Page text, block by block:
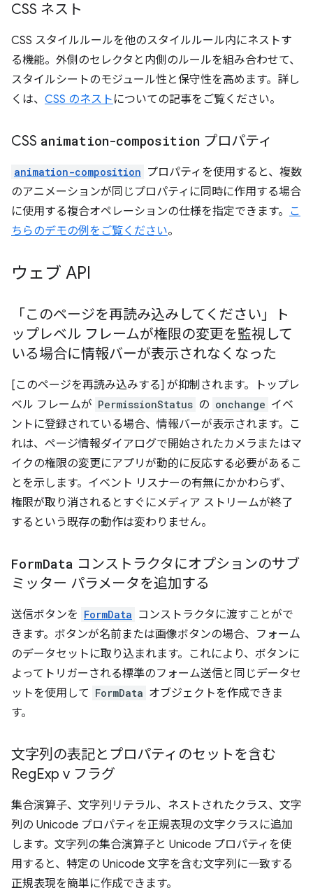
CSS ネスト
CSS スタイルルールを他のスタイルルール内にネストす
る機能。外側のセレクタと内側のルールを組み合わせて、
スタイルシートのモジュール性と保守性を高めます。詳し
くは、 CSS のネスト についての記事をご覧ください。
CSS animation-composition プロパティ
animation-composition プロパティを使用すると、複数
のアニメーションが同じプロパティに同時に作用する場合
に使用する複合オペレーションの仕様を指定できます。 こ
ちらのデモの例をご覧ください。
ウェブ API
「このページを再読み込みしてください」ト
ップレベル フレームが権限の変更を監視して
いる場合に情報バーが表示されなくなった
[このページを再読み込みする] が抑制されます。トップレ
ベル フレームが PermissionStatus の onchange イベ
ントに登録されている場合、情報バーが表示されます。こ
れは、ページ情報ダイアログで開始されたカメラまたはマ
イクの権限の変更にアプリが動的に反応する必要があるこ
とを示します。イベント リスナーの有無にかかわらず、
権限が取り消されるとすぐにメディア ストリームが終了
するという既存の動作は変わりません。
FormData コンストラクタにオプションのサブ
ミッター パラメータを追加する
送信ボタンを FormData コンストラクタに渡すことがで
きます。ボタンが名前または画像ボタンの場合、フォーム
のデータセットに取り込まれます。これにより、ボタンに
よってトリガーされる標準のフォーム送信と同じデータセ
ットを使用して FormData オブジェクトを作成できま
す。
文字列の表記とプロパティのセットを含む
RegExp v フラグ
集合演算子、文字列リテラル、ネストされたクラス、文字
列の Unicode プロパティを正規表現の文字クラスに追加
します。文字列の集合演算子と Unicode プロパティを使
用すると、特定の Unicode 文字を含む文字列に一致する
正規表現を簡単に作成できます。